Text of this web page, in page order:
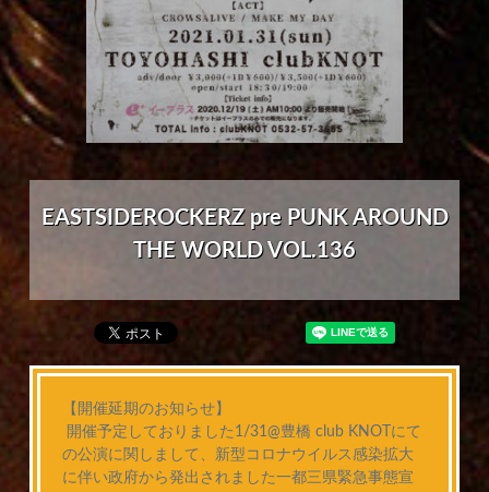
EASTSIDEROCKERZ pre PUNK AROUND
THE WORLD VOL.136
【開催延期のお知らせ】
開催予定しておりました1/31@豊橋 club KNOTにて
の公演に関しまして、新型コロナウイルス感染拡大
に伴い政府から発出されました一都三県緊急事態宣